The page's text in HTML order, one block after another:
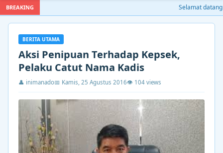
BREAKING Selamat
BERITA UTAMA
Aksi Penipuan Terhadap Kepsek,
Pelaku Catut Nama Kadis
👤 inimanado📅 Kamis, 25 Agustus 2016👁 104 views